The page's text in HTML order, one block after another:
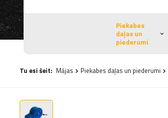
Piekabes
daļas un
piederumi
Tu esi šeit: Mājas Piekabes daļas un piederumi